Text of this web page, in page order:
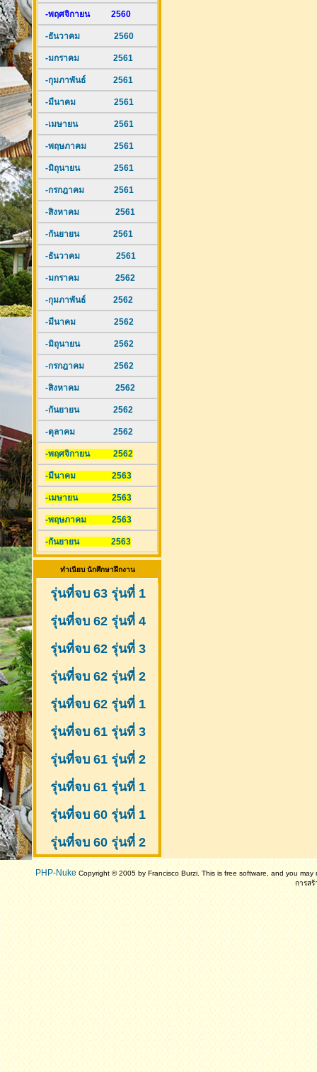
-พฤศจิกายน 2560
-ธันวาคม 2560
-มกราคม 2561
-กุมภาพันธ์ 2561
-มีนาคม 2561
-เมษายน 2561
-พฤษภาคม 2561
-มิถุนายน 2561
-กรกฎาคม 2561
-สิงหาคม 2561
-กันยายน 2561
-ธันวาคม 2561
-มกราคม 2562
-กุมภาพันธ์ 2562
-มีนาคม 2562
-มิถุนายน 2562
-กรกฎาคม 2562
-สิงหาคม 2562
-กันยายน 2562
-ตุลาคม 2562
-พฤศจิกายน 2562
-มีนาคม 2563
-เมษายน 2563
-พฤษภาคม 2563
-กันยายน 2563
ทำเนียบ นักศึกษาฝึกงาน
รุ่นที่จบ 63 รุ่นที่ 1
รุ่นที่จบ 62 รุ่นที่ 4
รุ่นที่จบ 62 รุ่นที่ 3
รุ่นที่จบ 62 รุ่นที่ 2
รุ่นที่จบ 62 รุ่นที่ 1
รุ่นที่จบ 61 รุ่นที่ 3
รุ่นที่จบ 61 รุ่นที่ 2
รุ่นที่จบ 61รุ่นที่ 1
รุ่นที่จบ 60 รุ่นที่ 1
รุ่นที่จบ 60 รุ่นที่ 2
PHP-NukeCopyright © 2005 by Francisco Burzi. This is free software, and you
การส